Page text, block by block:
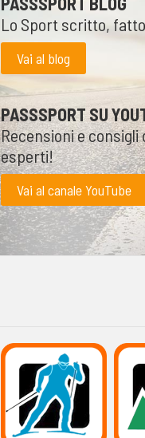
Lo Sport scritto,
Vai al blog
PASSSPORT SU
Recensioni e
esperti!
Vai al canale YouTube